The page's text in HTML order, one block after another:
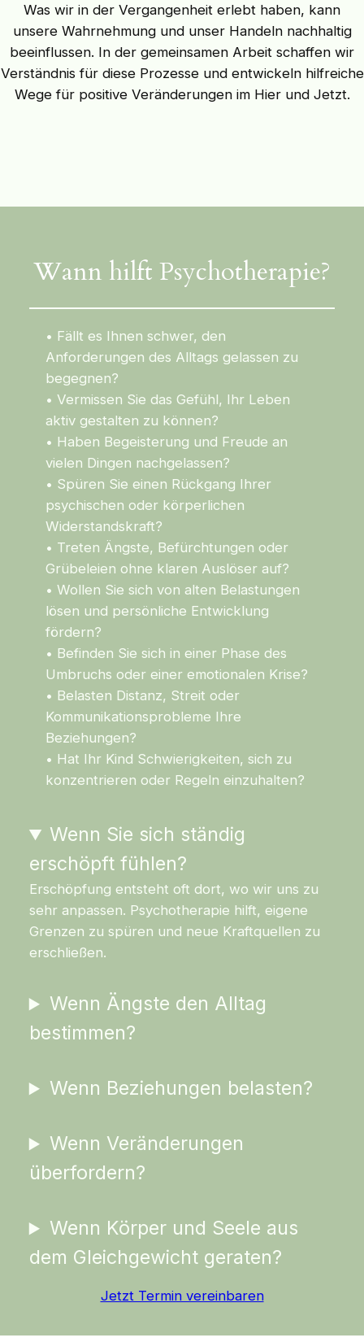
Was wir in der Vergangenheit erlebt haben, kann
unsere Wahrnehmung und unser Handeln nachhaltig
beeinflussen. In der gemeinsamen Arbeit schaffen wir
Verständnis für diese Prozesse und entwickeln hilfreiche
Wege für positive Veränderungen im Hier und Jetzt.
Wann hilft Psychotherapie?
• Fällt es Ihnen schwer, den
Anforderungen des Alltags gelassen zu
begegnen?
• Vermissen Sie das Gefühl, Ihr Leben
aktiv gestalten zu können?
• Haben Begeisterung und Freude an
vielen Dingen nachgelassen?
• Spüren Sie einen Rückgang Ihrer
psychischen oder körperlichen
Widerstandskraft?
• Treten Ängste, Befürchtungen oder
Grübeleien ohne klaren Auslöser auf?
• Wollen Sie sich von alten Belastungen
lösen und persönliche Entwicklung
fördern?
• Befinden Sie sich in einer Phase des
Umbruchs oder einer emotionalen Krise?
• Belasten Distanz, Streit oder
Kommunikationsprobleme Ihre
Beziehungen?
• Hat Ihr Kind Schwierigkeiten, sich zu
konzentrieren oder Regeln einzuhalten?
Wenn Sie sich ständig
erschöpft fühlen?
Erschöpfung entsteht oft dort, wo wir uns zu
sehr anpassen. Psychotherapie hilft, eigene
Grenzen zu spüren und neue Kraftquellen zu
erschließen.
Wenn Ängste den Alltag
bestimmen?
Wenn Beziehungen belasten?
Wenn Veränderungen
überfordern?
Wenn Körper und Seele aus
dem Gleichgewicht geraten?
Jetzt Termin vereinbaren